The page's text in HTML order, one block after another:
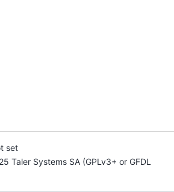
set
Taler Systems SA (GPLv3+ or GFDL